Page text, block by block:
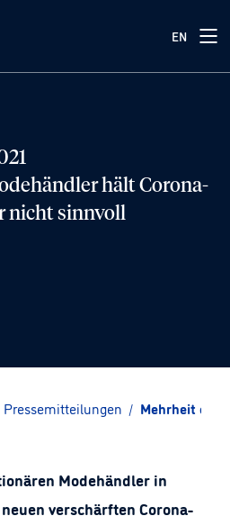
EN
hält Corona-
nicht sinnvoll
Pressemitteilungen / Mehrheit der
Modehändler in
verschärften Corona-